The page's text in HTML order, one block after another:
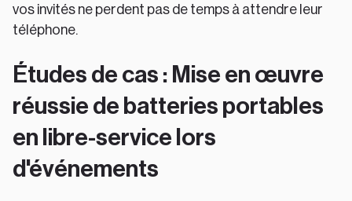
vos invités ne perdent pas de temps à attendre leur
téléphone.
Études de cas : Mise en œuvre
réussie de batteries portables
en libre-service lors
d'événements